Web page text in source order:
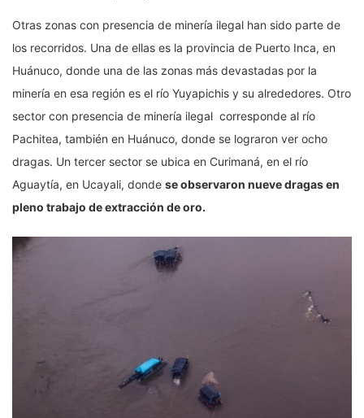
Otras zonas con presencia de minería ilegal han sido parte de
los recorridos. Una de ellas es la provincia de Puerto Inca, en
Huánuco, donde una de las zonas más devastadas por la
minería en esa región es el río Yuyapichis y su alrededores. Otro
sector con presencia de minería ilegal corresponde al río
Pachitea, también en Huánuco, donde se lograron ver ocho
dragas. Un tercer sector se ubica en Curimaná, en el río
Aguaytía, en Ucayali, donde se observaron nueve dragas en
pleno trabajo de extracción de oro.